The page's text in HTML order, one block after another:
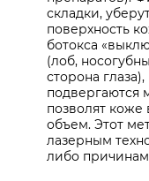
складки,
поверхность
ботокса
(лоб,
сторона
подвергаются
позволят коже
объем. Этот
лазерным
либо